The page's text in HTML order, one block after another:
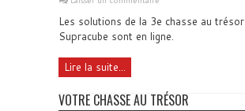
Les solutions de la 3e chasse au trésor
Supracube sont en ligne.
Lire la suite...
VOTRE CHASSE AU TRÉSOR